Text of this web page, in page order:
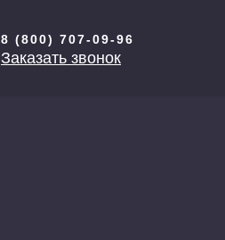
8 (800) 707-09-96
Заказать звонок